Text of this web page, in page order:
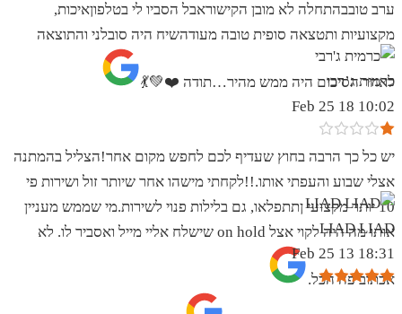
ערב טובבהתחלה לא מובן הקישוראבל הסביו לי בטלפוןאיכות,
מקצועיות ותטצאה סופית טובה מעודהשיח היה סובלני והתוצאה
לאחר הסיכום היה ממש מהיר…תודה ❤️💚💃
כרמית ג’רבי
10:02 18 Feb 25
יש כל כך הרבה בחוץ שעדיף לכם לחפש מקום אחר!הצליל בהמתנה
אצלי שבוע והעפתי אותו.!!לקחתי מישהו אחר שיותר זול ושירות פי
10 יותר מקצועי ןתתפלאו, גם בלילות פנוי לשירות.מי שממש מעניין
אותו מה היה לקוי אצל on hold שישלח אליי מייל ואסביר לו. לא
אכתוב פה הכל.
LIAD LIAD
18:31 13 Feb 25